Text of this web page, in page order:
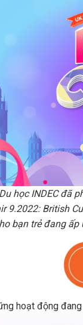
học INDEC đã
9.2022: British
bạn trẻ đang
hoạt động